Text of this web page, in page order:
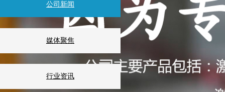
公司新闻
媒体聚焦
行业资讯